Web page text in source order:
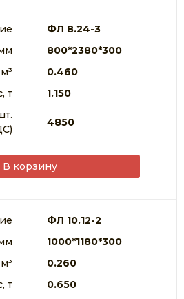
ФЛ 8.24-3
800*2380*300
0.460
т
1.150
4850
В корзину
ФЛ 10.12-2
1000*1180*300
0.260
т
0.650